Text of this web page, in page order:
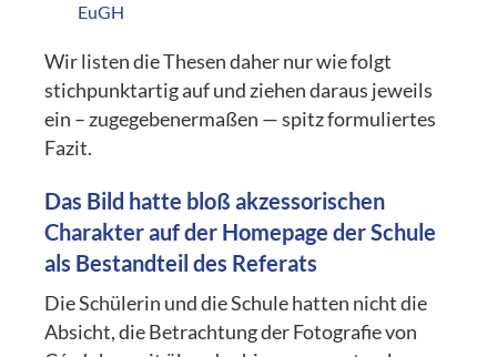
EuGH
Wir listen die Thesen daher nur wie folgt
stichpunktartig auf und ziehen daraus jeweils
ein – zugegebenermaßen — spitz formuliertes
Fazit.
Das Bild hatte bloß akzessorischen
Charakter auf der Homepage der Schule
als Bestandteil des Referats
Die Schülerin und die Schule hatten nicht die
Absicht, die Betrachtung der Fotografie von